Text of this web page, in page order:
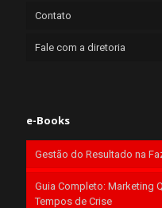
Contato
Fale com a diretoria
e-Books
Gestão do Resultado na
Guia Completo: Marketing
Tempos de Crise